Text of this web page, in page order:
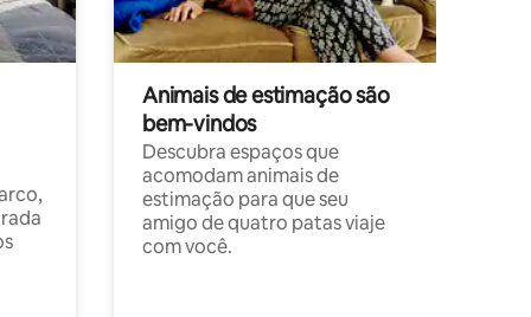
Animais de estimação são
bem-vindos
Descubra espaços que
acomodam animais de
estimação para que seu
amigo de quatro patas viaje
com você.